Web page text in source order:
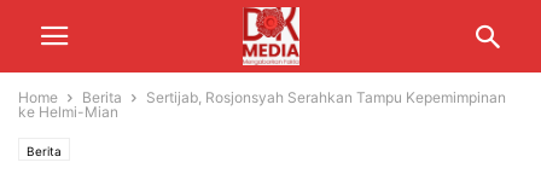
Home Berita
Sertijab, Rosjonsyah Serahkan Tampu Kepemimpinan
ke Helmi-Mian
Berita